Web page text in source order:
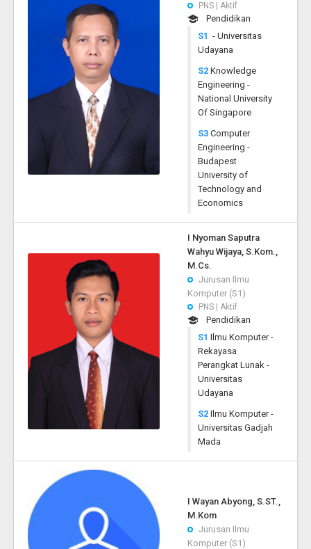
PNS | Aktif
Pendidikan
S1 - Universitas
Udayana
S2 Knowledge
Engineering -
National University
Of Singapore
S3 Computer
Engineering -
Budapest
University of
Technology and
Economics
I Nyoman Saputra
Wahyu Wijaya, S.Kom.,
M.Cs.
Jurusan Ilmu
Komputer (S1)
PNS | Aktif
Pendidikan
S1 Ilmu Komputer -
Rekayasa
Perangkat Lunak -
Universitas
Udayana
S2 Ilmu Komputer -
Universitas Gadjah
Mada
I Wayan Abyong, S.ST.,
M.Kom
Jurusan Ilmu
Komputer (S1)